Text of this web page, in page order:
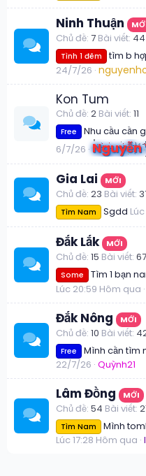
Ninh Thuận
Chủ đề 7 Bài viết 44
Tình 1 đêm
tìm b
24/7/26
Kon Tum
Chủ đề 2 Bài viết 11
Free
Nhu cầu cần
6/7/26 Nguyễn
Gia Lai MỚI
Chủ đề 23 Bài viết
Tìm Nam Sgdd
Đắk Lắk MỚI
Chủ đề 15 Bài viết 67
Some
Tìm 1 bạn
Lúc 20:59 Hôm qua
Đắk Nông MỚI
Chủ đề 10 Bài viết
Free
Mình cần tìm một bạn nữ quanh
22/7/26 Quỳnh21
Lâm Đồng MỚI
Chủ đề 54 Bài viết
Tìm Nam
Mình
Lúc 17:28 Hôm qua